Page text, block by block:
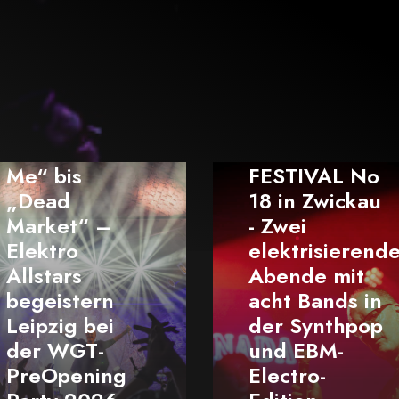
ELEKTRISCH
FESTIVAL No
18 in Zwickau
- Zwei
elektrisierende
Abende mit
acht Bands in
der Synthpop
und EBM-
Electro-
PROJECT
PITCHFORK
Epitaph-
live im
Club
2025 - ein
Fest für